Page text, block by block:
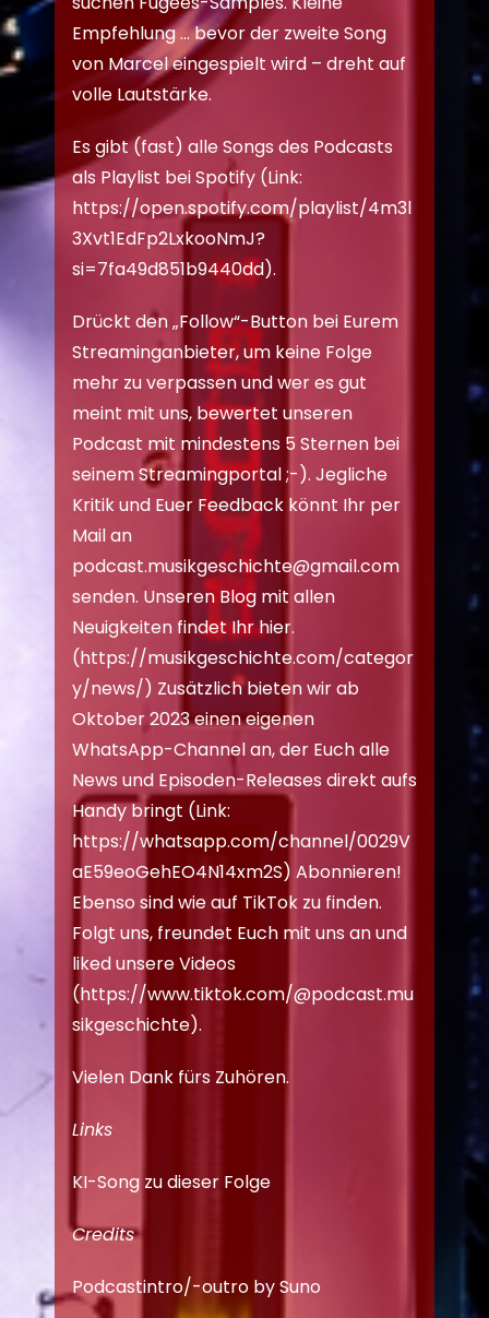
Empfehlung … bevor der zweite Song
von Marcel eingespielt wird – dreht auf
volle Lautstärke.
Es gibt (fast) alle Songs des Podcasts
als Playlist bei Spotify (Link:
https://open.spotify.com/playlist/4m3l
3Xvt1EdFp2LxkooNmJ?
si=7fa49d851b9440dd).
Drückt den „Follow“-Button bei Eurem
Streaminganbieter, um keine Folge
mehr zu verpassen und wer es gut
meint mit uns, bewertet unseren
Podcast mit mindestens 5 Sternen bei
seinem Streamingportal ;-). Jegliche
Kritik und Euer Feedback könnt Ihr per
Mail an
podcast.musikgeschichte@gmail.com
senden. Unseren Blog mit allen
Neuigkeiten findet Ihr hier.
(https://musikgeschichte.com/categor
y/news/) Zusätzlich bieten wir ab
Oktober 2023 einen eigenen
WhatsApp-Channel an, der Euch alle
News und Episoden-Releases direkt aufs
Handy bringt (Link:
https://whatsapp.com/channel/0029V
aE59eoGehEO4N14xm2S) Abonnieren!
Ebenso sind wie auf TikTok zu finden.
Folgt uns, freundet Euch mit uns an und
liked unsere Videos
(https://www.tiktok.com/@podcast.mu
sikgeschichte).
Vielen Dank fürs Zuhören.
Links
KI-Song zu dieser Folge
Credits
Podcastintro/-outro by Suno